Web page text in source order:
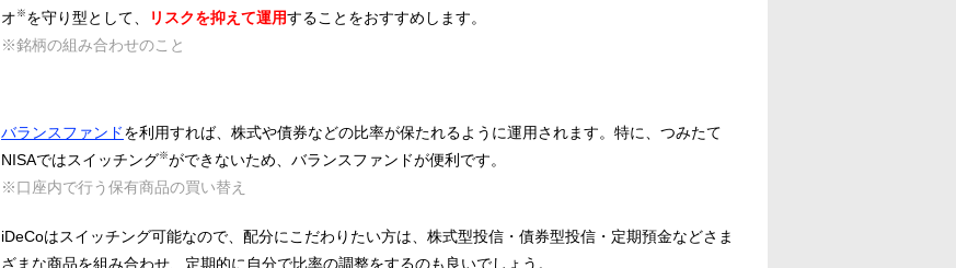
オ ※ を守り型として、 リスクを抑えて運用することをおすすめします。
※銘柄の組み合わせのこと
バランスファンドを利用すれば、株式や債券などの比率が保たれるように運用されます。特に、つみたて
NISAではスイッチング※ができないため、バランスファンドが便利です。
※口座内で行う保有商品の買い替え
iDeCoはスイッチング可能なので、配分にこだわりたい方は、株式型投信・債券型投信・定期預金などさま
ざまな商品を組み合わせ、定期的に自分で比率の調整をするのも良いでしょう。